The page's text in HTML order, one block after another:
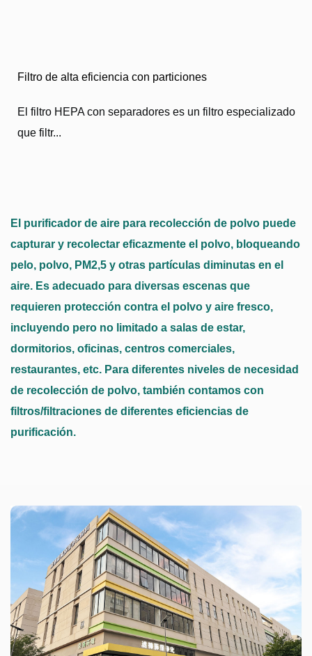
Filtro de alta eficiencia con particiones
El filtro HEPA con separadores es un filtro especializado
que filtr...
El purificador de aire para recolección de polvo puede
capturar y recolectar eficazmente el polvo, bloqueando
pelo, polvo, PM2,5 y otras partículas diminutas en el
aire. Es adecuado para diversas escenas que
requieren protección contra el polvo y aire fresco,
incluyendo pero no limitado a salas de estar,
dormitorios, oficinas, centros comerciales,
restaurantes, etc. Para diferentes niveles de necesidad
de recolección de polvo, también contamos con
filtros/filtraciones de diferentes eficiencias de
purificación.